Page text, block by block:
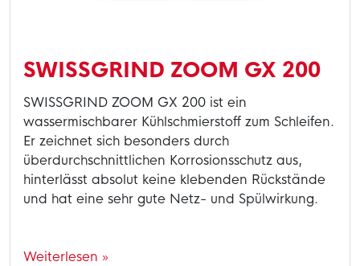
SWISSGRIND ZOOM GX 200
SWISSGRIND ZOOM GX 200 ist ein
wassermischbarer Kühlschmierstoff zum Schleifen.
Er zeichnet sich besonders durch
überdurchschnittlichen Korrosionsschutz aus,
hinterlässt absolut keine klebenden Rückstände
und hat eine sehr gute Netz- und Spülwirkung.
Weiterlesen »